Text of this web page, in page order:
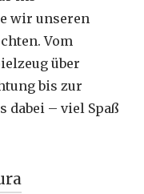
wir unseren
Vom
über
bis zur
dabei – viel Spaß